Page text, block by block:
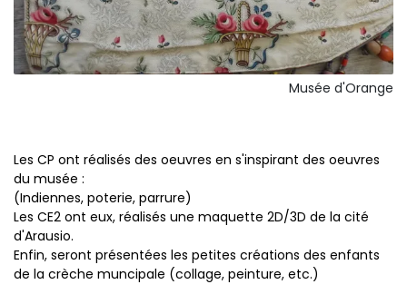
Musée d'Orange
Les CP ont réalisés des oeuvres en s'inspirant des oeuvres
du musée :
(Indiennes, poterie, parrure)
Les CE2 ont eux, réalisés une maquette 2D/3D de la cité
d'Arausio.
Enfin, seront présentées les petites créations des enfants
de la crèche muncipale (collage, peinture, etc.)